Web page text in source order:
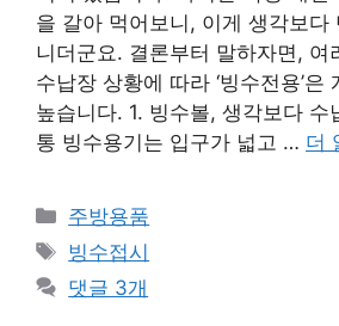
을 갈아 먹어보니, 이게 생각보다
니더군요. 결론부터 말하자면, 여
수납장 상황에 따라 ‘빙수전용’은
높습니다. 1. 빙수볼, 생각보다 수
통 빙수용기는 입구가 넓고 … 더
카
테
리
주방용품
태
그
빙수접시
댓글 3개